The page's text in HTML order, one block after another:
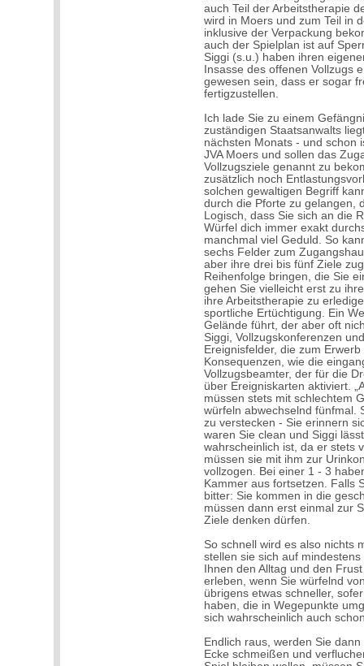
auch Teil der Arbeitstherapie
wird in Moers und zum Teil in
inklusive der Verpackung
auch der Spielplan ist auf
Siggi (s.u.) haben ihren
Insasse des offenen Vollzugs
gewesen sein, dass er sogar
fertigzustellen.
Ich lade Sie zu einem
zuständigen Staatsanwalts
nächsten Monats - und schon
JVA Moers und sollen das
Vollzugsziele genannt zu
zusätzlich noch
solchen gewaltigen Begriff
durch die Pforte zu gelangen,
Logisch, dass Sie sich an die
Würfel dich immer exakt
manchmal viel Geduld. So
sechs Felder zum
aber ihre drei bis fünf Ziele
Reihenfolge bringen, die Sie
gehen Sie vielleicht erst zu
ihre Arbeitstherapie zu
sportliche Ertüchtigung. Ein
Gelände führt, der aber oft
Siggi, Vollzugskonferenzen
Ereignisfelder, die zum
Konsequenzen, wie die
Vollzugsbeamter, der für die
über Ereigniskarten aktiviert.
müssen stets mit schlechtem
würfeln abwechselnd fünfmal.
zu verstecken - Sie erinnern
waren Sie clean und Siggi
wahrscheinlich ist, da er stets
müssen sie mit ihm zur
vollzogen. Bei einer 1 - 3
Kammer aus fortsetzen. Falls
bitter: Sie kommen in die
müssen dann erst einmal zur
Ziele denken dürfen.
So schnell wird es also nichts
stellen sie sich auf
Ihnen den Alltag und den
erleben, wenn Sie würfelnd
übrigens etwas schneller,
haben, die in Wegepunkte
sich wahrscheinlich auch
Endlich raus, werden Sie
Ecke schmeißen und